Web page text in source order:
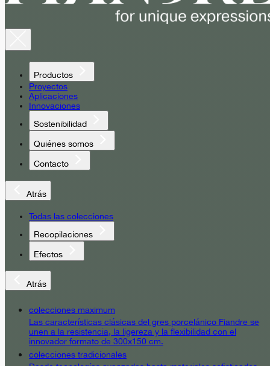
Productos
Proyectos
Aplicaciones
Innovaciones
Sostenibilidad
Quiénes somos
Contacto
Atrás
Todas las colecciones
Recopilaciones
Efectos
Atrás
colecciones maximum
Las características clásicas del gres porcelánico Fiandre se
unen a la resistencia, la ligereza y la flexibilidad con el
innovador formato de 300x150 cm.
colecciones tradicionales